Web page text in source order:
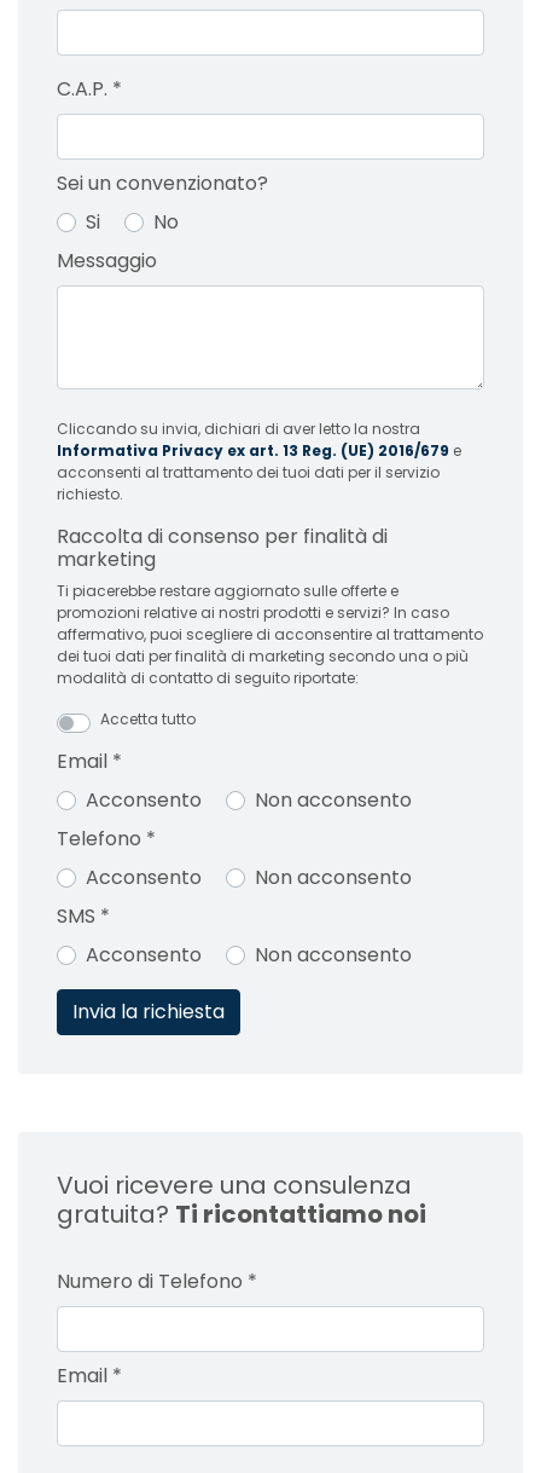
C.A.P. *
Sei un convenzionato?
Si
No
Messaggio
Cliccando su invia, dichiari di aver letto la nostra
Informativa Privacy ex art. 13 Reg. (UE) 2016/679 e
acconsenti al trattamento dei tuoi dati per il servizio
richiesto.
Raccolta di consenso per finalità di
marketing
Ti piacerebbe restare aggiornato sulle offerte e
promozioni relative ai nostri prodotti e servizi? In caso
affermativo, puoi scegliere di acconsentire al trattamento
dei tuoi dati per finalità di marketing secondo una o più
modalità di contatto di seguito riportate:
Accetta tutto
Email *
Acconsento
Non acconsento
Telefono *
Acconsento
Non acconsento
SMS *
Acconsento
Non acconsento
Vuoi ricevere una consulenza
gratuita? Ti ricontattiamo noi
Numero di Telefono *
Email *